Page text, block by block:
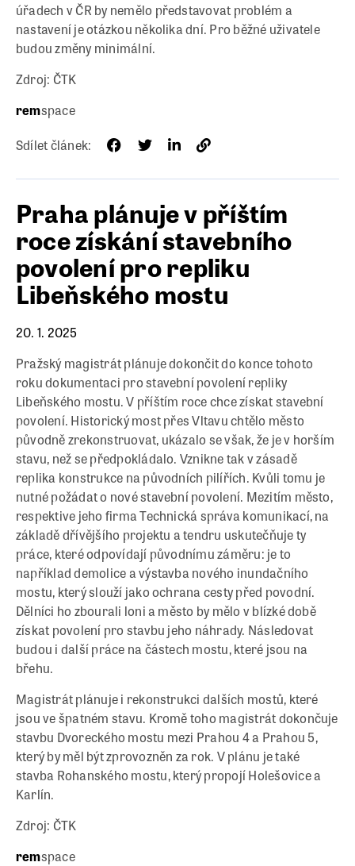
úřadech v ČR by nemělo představovat problém a
nastavení je otázkou několika dní. Pro běžné uživatele
budou změny minimální.
Zdroj: ČTK
remspace
Sdílet článek:
Praha plánuje v příštím
roce získání stavebního
povolení pro repliku
Libeňského mostu
20. 1. 2025
Pražský magistrát plánuje dokončit do konce tohoto
roku dokumentaci pro stavební povolení repliky
Libeňského mostu. V příštím roce chce získat stavební
povolení. Historický most přes Vltavu chtělo město
původně zrekonstruovat, ukázalo se však, že je v horším
stavu, než se předpokládalo. Vznikne tak v zásadě
replika konstrukce na původních pilířích. Kvůli tomu je
nutné požádat o nové stavební povolení. Mezitím město,
respektive jeho firma Technická správa komunikací, na
základě dřívějšího projektu a tendru uskutečňuje ty
práce, které odpovídají původnímu záměru: je to
například demolice a výstavba nového inundačního
mostu, který slouží jako ochrana cesty před povodní.
Dělníci ho zbourali loni a město by mělo v blízké době
získat povolení pro stavbu jeho náhrady. Následovat
budou i další práce na částech mostu, které jsou na
břehu.
Magistrát plánuje i rekonstrukci dalších mostů, které
jsou ve špatném stavu. Kromě toho magistrát dokončuje
stavbu Dvoreckého mostu mezi Prahou 4 a Prahou 5,
který by měl být zprovozněn za rok. V plánu je také
stavba Rohanského mostu, který propojí Holešovice a
Karlín.
Zdroj: ČTK
remspace